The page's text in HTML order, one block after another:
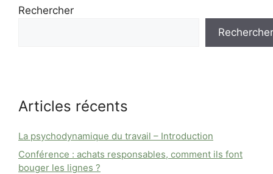
Rechercher
Rechercher
Articles récents
La psychodynamique du travail – Introduction
Conférence : achats responsables, comment ils font
bouger les lignes ?